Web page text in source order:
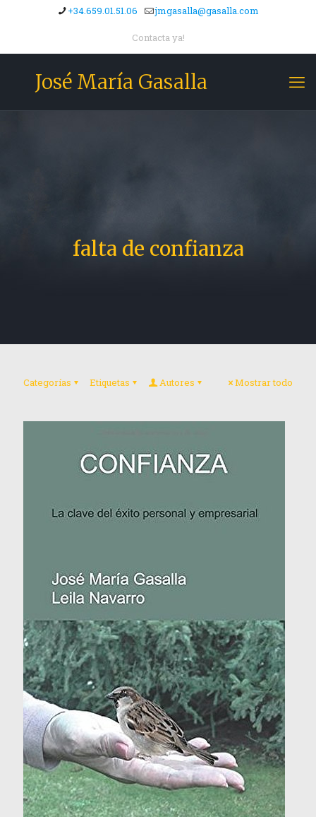
+34.659.01.51.06 jmgasalla@gasalla.com
Contacta ya!
José María Gasalla
falta de confianza
Categorías Etiquetas Autores Mostrar todo